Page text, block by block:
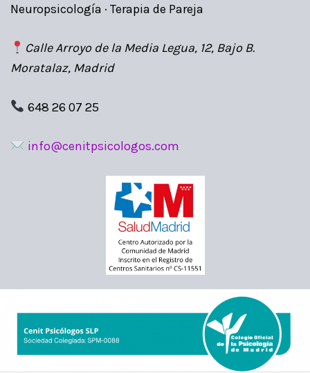
Neuropsicología · Terapia de Pareja
Calle Arroyo de la Media Legua, 12, Bajo B.
Moratalaz, Madrid
648 26 07 25
info@cenitpsicologos.com